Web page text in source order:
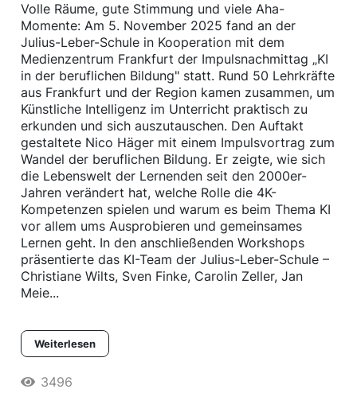
Volle Räume, gute Stimmung und viele Aha-
Momente: Am 5. November 2025 fand an der
Julius-Leber-Schule in Kooperation mit dem
Medienzentrum Frankfurt der Impulsnachmittag „KI
in der beruflichen Bildung" statt. Rund 50 Lehrkräfte
aus Frankfurt und der Region kamen zusammen, um
Künstliche Intelligenz im Unterricht praktisch zu
erkunden und sich auszutauschen. Den Auftakt
gestaltete Nico Häger mit einem Impulsvortrag zum
Wandel der beruflichen Bildung. Er zeigte, wie sich
die Lebenswelt der Lernenden seit den 2000er-
Jahren verändert hat, welche Rolle die 4K-
Kompetenzen spielen und warum es beim Thema KI
vor allem ums Ausprobieren und gemeinsames
Lernen geht. In den anschließenden Workshops
präsentierte das KI-Team der Julius-Leber-Schule –
Christiane Wilts, Sven Finke, Carolin Zeller, Jan
Meie...
Weiterlesen
3496